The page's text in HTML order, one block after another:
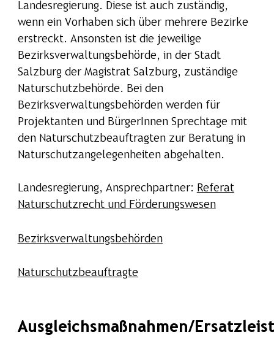
Landesregierung. Diese ist auch zuständig,
wenn ein Vorhaben sich über mehrere Bezirke
erstreckt. Ansonsten ist die jeweilige
Bezirksverwaltungsbehörde, in der Stadt
Salzburg der Magistrat Salzburg, zuständige
Naturschutzbehörde. Bei den
Bezirksverwaltungsbehörden werden für
Projektanten und BürgerInnen Sprechtage mit
den Naturschutzbeauftragten zur Beratung in
Naturschutzangelegenheiten abgehalten.
Landesregierung, Ansprechpartner: Referat
Naturschutzrecht und Förderungswesen
Bezirksverwaltungsbehörden
Naturschutzbeauftragte
Ausgleichsmaßnahmen/